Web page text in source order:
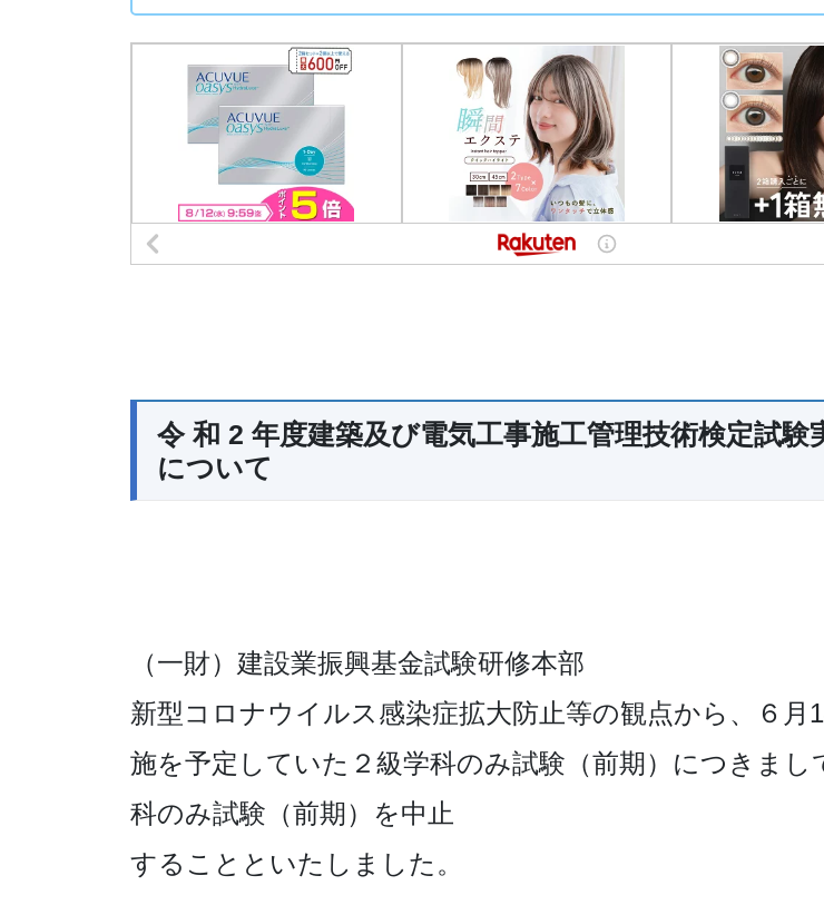
令 和 2 年度建築及び電気工事施工管理技術検定試験
について
（一財）建設業振興基金試験研修本部
新型コロナウイルス感染症拡大防止等の観点から、６月
施を予定していた２級学科のみ試験（前期）につきまし
科のみ試験（前期）を中止
することといたしました。